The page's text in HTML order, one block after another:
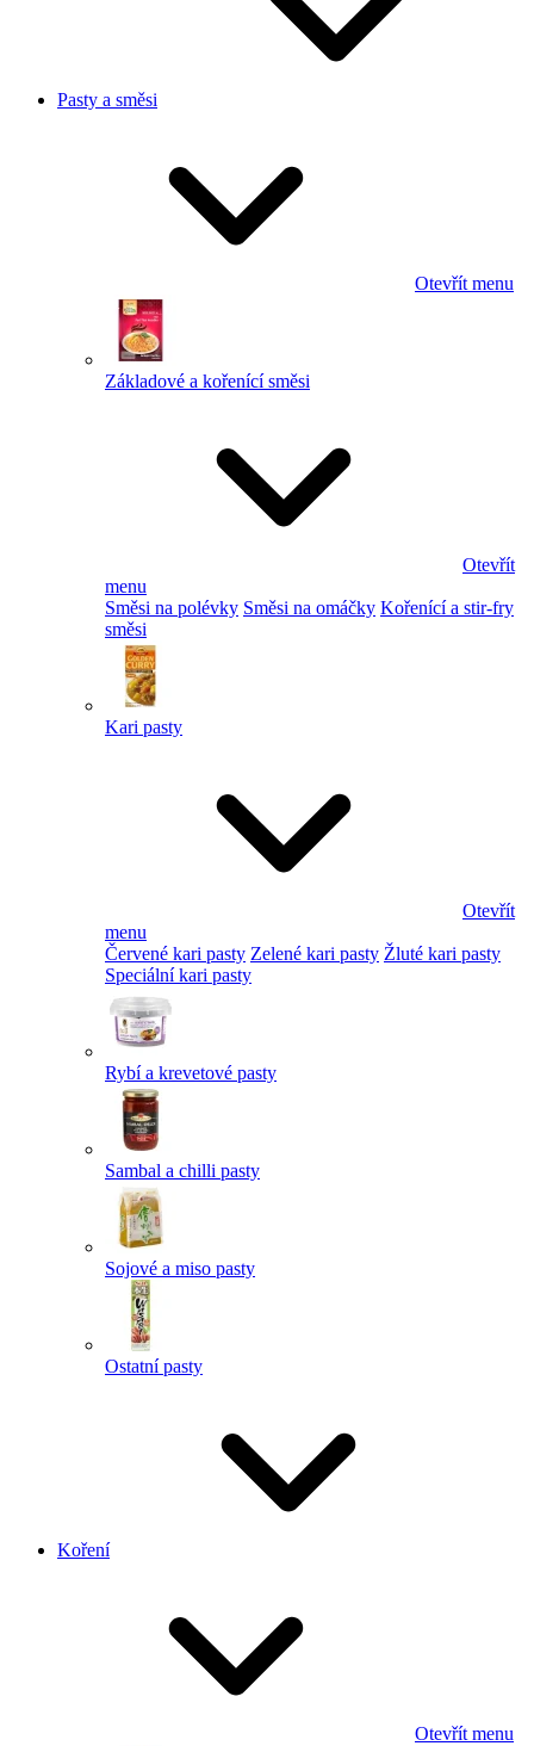
Pasty a směsi
Otevřít menu
Základové a kořenící směsi
Otevřít
menu
Směsi na polévky Směsi na omáčky Kořenící a stir-fry
směsi
Kari pasty
Otevřít
menu
Červené kari pasty Zelené kari pasty Žluté kari pasty
Speciální kari pasty
Rybí a krevetové pasty
Sambal a chilli pasty
Sojové a miso pasty
Ostatní pasty
Koření
Otevřít menu